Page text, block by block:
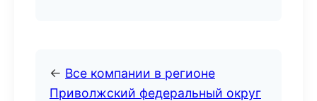
← Все компании в регионе
Приволжский федеральный округ